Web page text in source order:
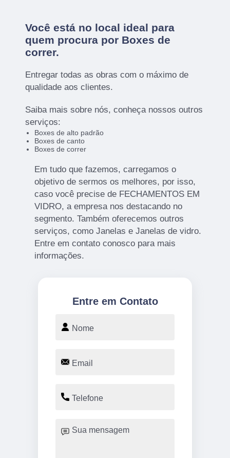
Você está no local ideal para
quem procura por Boxes de
correr.
Entregar todas as obras com o máximo de
qualidade aos clientes.
Saiba mais sobre nós, conheça nossos outros
serviços:
Boxes de alto padrão
Boxes de canto
Boxes de correr
Em tudo que fazemos, carregamos o
objetivo de sermos os melhores, por isso,
caso você precise de FECHAMENTOS EM
VIDRO, a empresa nos destacando no
segmento. Também oferecemos outros
serviços, como Janelas e Janelas de vidro.
Entre em contato conosco para mais
informações.
Entre em Contato